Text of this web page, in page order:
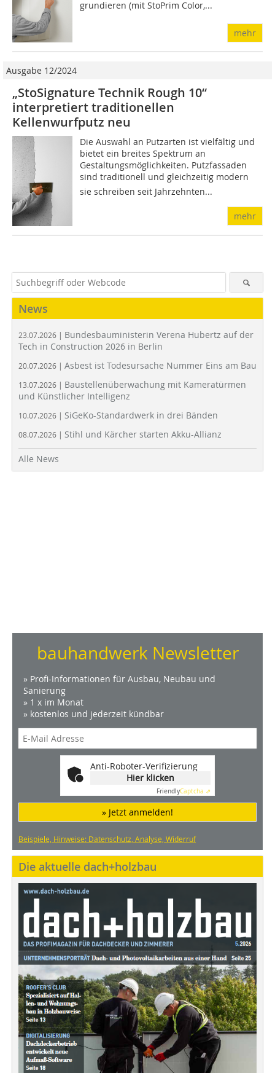
grundieren (mit StoPrim Color,...
mehr
Ausgabe 12/2024
„StoSignature Technik Rough 10“
interpretiert traditionellen
Kellenwurfputz neu
Die Auswahl an Putzarten ist vielfältig und
bietet ein breites Spektrum an
Gestaltungsmöglichkeiten. Putzfassaden
sind traditionell und gleichzeitig modern 
sie schreiben seit Jahrzehnten...
mehr
News
23.07.2026 | Bundesbauministerin Verena Hubertz auf der
Tech in Construction 2026 in Berlin
20.07.2026 | Asbest ist Todesursache Nummer Eins am Bau
13.07.2026 | Baustellenüberwachung mit Kameratürmen
und Künstlicher Intelligenz
10.07.2026 | SiGeKo-Standardwerk in drei Bänden
08.07.2026 | Stihl und Kärcher starten Akku-Allianz
Alle News
bauhandwerk Newsletter
» Profi-Informationen für Ausbau, Neubau und
Sanierung
» 1 x im Monat
» kostenlos und jederzeit kündbar
Anti-Roboter-Verifizierung
Hier klicken
FriendlyCaptcha ⇗
» Jetzt anmelden!
Beispiele, Hinweise: Datenschutz, Analyse, Widerruf
Die aktuelle dach+holzbau